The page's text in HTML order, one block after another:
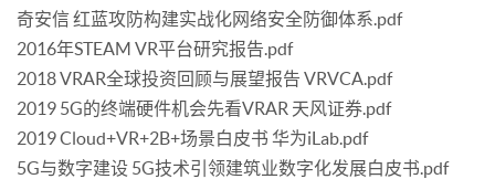
奇安信 红蓝攻防构建实战化网络安全防御体系.pdf
2016年STEAM VR平台研究报告.pdf
2018 VRAR全球投资回顾与展望报告 VRVCA.pdf
2019 5G的终端硬件机会先看VRAR 天风证券.pdf
2019 Cloud+VR+2B+场景白皮书 华为iLab.pdf
5G与数字建设 5G技术引领建筑业数字化发展白皮书.pdf